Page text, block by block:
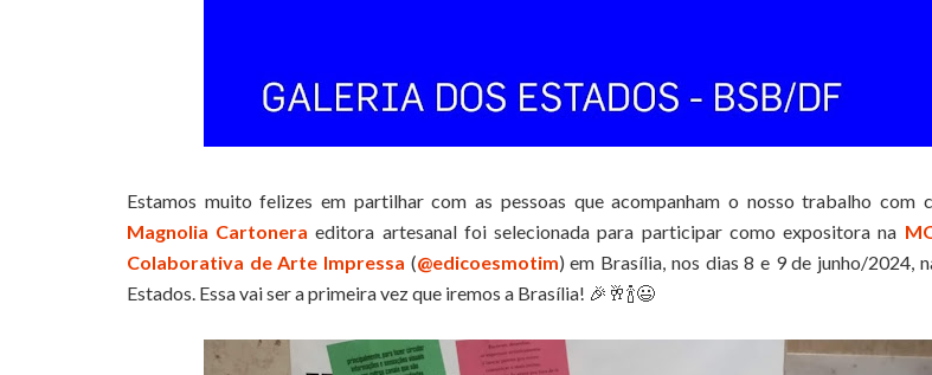
Estamos muito felizes em partilhar com as pessoas que acompanham o nosso trabalho com
Magnolia Cartonera editora artesanal foi selecionada para participar como expositora na
Colaborativa de Arte Impressa (@edicoesmotim) em Brasília, nos dias 8 e 9 de junho/2024,
Estados. Essa vai ser a primeira vez que iremos a Brasília! 🎉🥂🍾😃